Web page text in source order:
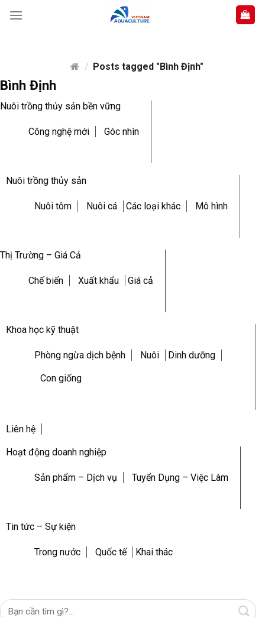
/ Posts tagged "Bình Định"
Bình Định
Nuôi trồng thủy sản bền vững
Công nghệ mới Góc nhìn
Nuôi trồng thủy sản
Nuôi tôm Nuôi cá Các loại khác Mô hình
Thị Trường – Giá Cả
Chế biến Xuất khẩu Giá cả
Khoa học kỹ thuật
Phòng ngừa dịch bệnh Nuôi Dinh dưỡng
Con giống
Liên hệ
Hoạt động doanh nghiệp
Sản phẩm – Dịch vụ Tuyển Dụng – Việc Làm
Tin tức – Sự kiện
Trong nước Quốc tế Khai thác